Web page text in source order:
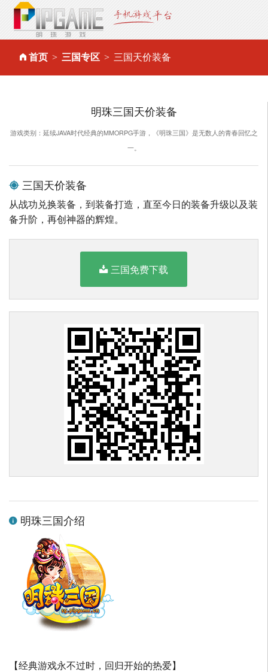
首页 三国专区 三国天价装备
明珠三国天价装备
游戏类别：延续JAVA时代经典的MMORPG手游，《明珠三国》是无数人的青春回忆之
一。
三国天价装备
从战功兑换装备，到装备打造，直至今日的装备升级以及装
备升阶，再创神器的辉煌。
三国免费下载
明珠三国介绍
【经典游戏永不过时，回归开始的热爱】